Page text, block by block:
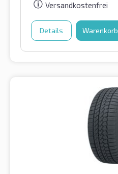
Versandkostenfrei
Details Warenkorb